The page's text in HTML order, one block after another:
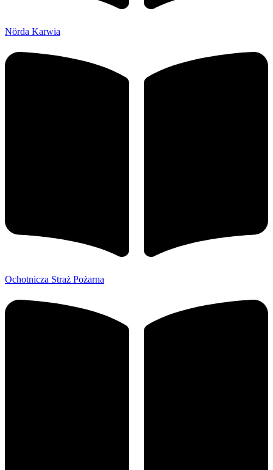
Nörda Karwia
Ochotnicza Straż Pożarna